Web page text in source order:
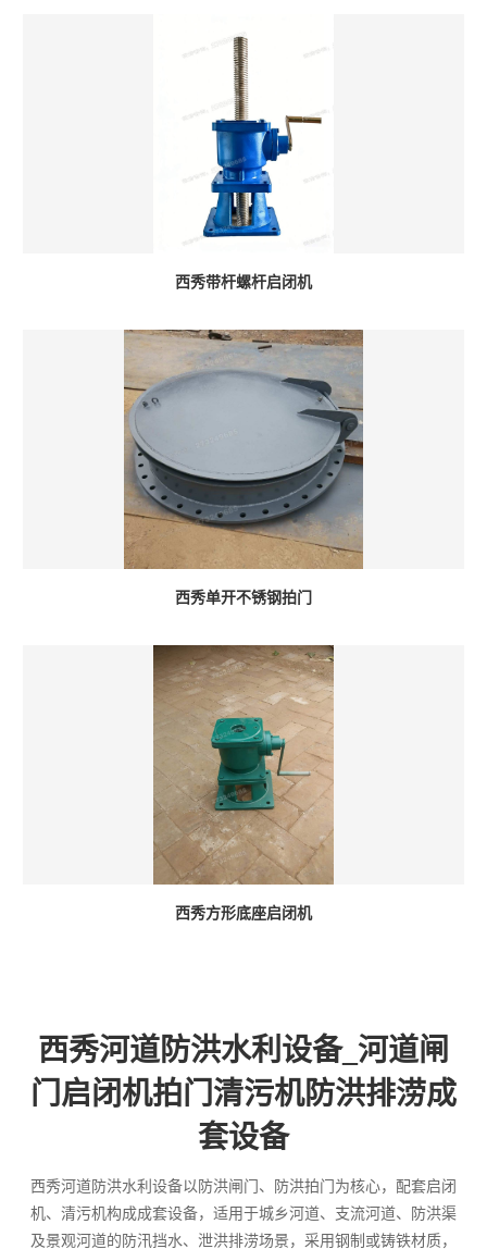
西秀带杆螺杆启闭机
西秀单开不锈钢拍门
西秀方形底座启闭机
西秀河道防洪水利设备_河道闸
门启闭机拍门清污机防洪排涝成
套设备
西秀河道防洪水利设备以防洪闸门、防洪拍门为核心，配套启闭
机、清污机构成成套设备，适用于城乡河道、支流河道、防洪渠
及景观河道的防汛挡水、泄洪排涝场景，采用钢制或铸铁材质，